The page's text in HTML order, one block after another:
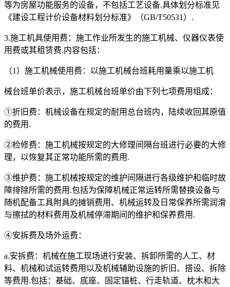
等为房屋功能服务的设备，不包括工艺设备.具体划分标准见
《建设工程计价设备材料划分标准》（GB/T50531）.
3.施工机具使用费：施工作业所发生的施工机械、仪器仪表使
用费或其租赁费.内容包括：
（1）施工机械使用费：以施工机械台班耗用量乘以施工机
械台班单价表示，施工机械台班单价由下列七项费用组成：
①折旧费：机械设备在规定的耐用总台班内，陆续收回其原值
的费用.
②检修费：施工机械按规定的大修理间隔台班进行必要的大修
理，以恢复其正常功能所需的费用.
③维护费：施工机械按规定的维护间隔进行各级维护和临时故
障排除所需的费用.包括为保障机械正常运转所需替换设备与
随机配备工具附具的摊销费用、机械运转及日常保养所需润滑
与擦拭的材料费用及机械停滞期间的维护和保养费用.
④安拆费及场外运费：
a.安拆费：机械在施工现场进行安装、拆卸所需的人工、材
料、机械和试运转费用以及机械辅助设施的折旧、搭设、拆除
等费用.包括：基础、底座、固定锚桩、行走轨道、枕木和大